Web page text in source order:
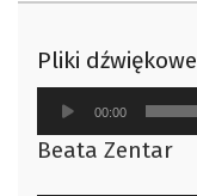
Pliki dźwiękowe
Odtwarzacz
plików
dźwiękowych
00:00
Beata Zentar